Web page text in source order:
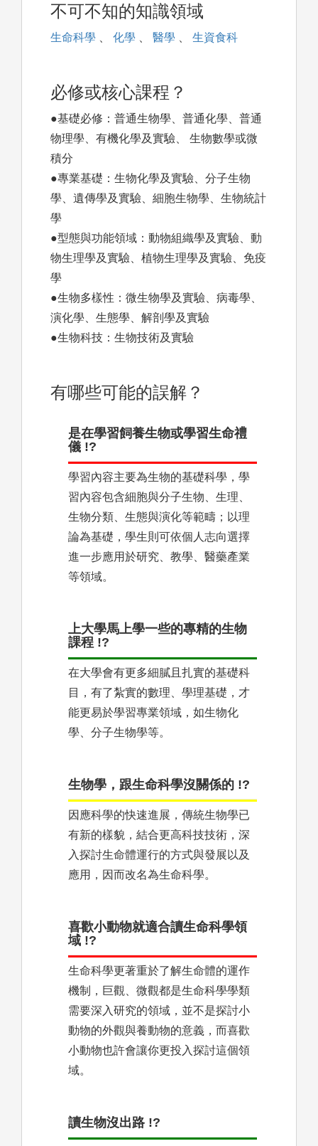
不可不知的知識領域
生命科學 、 化學 、 醫學 、 生資食科
必修或核心課程？
●基礎必修：普通生物學、普通化學、普通
物理學、有機化學及實驗、 生物數學或微
積分
●專業基礎：生物化學及實驗、分子生物
學、遺傳學及實驗、細胞生物學、生物統計
學
●型態與功能領域：動物組織學及實驗、動
物生理學及實驗、植物生理學及實驗、免疫
學
●生物多樣性：微生物學及實驗、病毒學、
演化學、生態學、解剖學及實驗
●生物科技：生物技術及實驗
有哪些可能的誤解？
是在學習飼養生物或學習生命禮
儀 !?
學習內容主要為生物的基礎科學，學
習內容包含細胞與分子生物、生理、
生物分類、生態與演化等範疇；以理
論為基礎，學生則可依個人志向選擇
進一步應用於研究、教學、醫藥產業
等領域。
上大學馬上學一些的專精的生物
課程 !?
在大學會有更多細膩且扎實的基礎科
目，有了紮實的數理、學理基礎，才
能更易於學習專業領域，如生物化
學、分子生物學等。
生物學，跟生命科學沒關係的 !?
因應科學的快速進展，傳統生物學已
有新的樣貌，結合更高科技技術，深
入探討生命體運行的方式與發展以及
應用，因而改名為生命科學。
喜歡小動物就適合讀生命科學領
域 !?
生命科學更著重於了解生命體的運作
機制，巨觀、微觀都是生命科學學類
需要深入研究的領域，並不是探討小
動物的外觀與養動物的意義，而喜歡
小動物也許會讓你更投入探討這個領
域。
讀生物沒出路 !?